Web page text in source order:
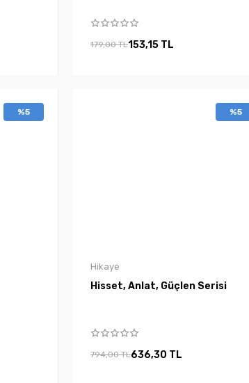
179,00 TL153,15 TL
%5 %5
Hikaye
Hisset, Anlat, Güçlen Serisi
794,00 TL636,30 TL